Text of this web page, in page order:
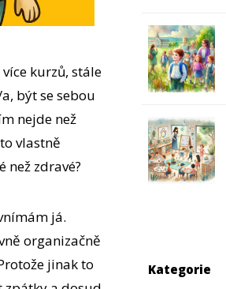
kurzů, stále
být se sebou
nejde než
vlastně
než zdravé?
já.
organizačně
jinak to
Kategorie